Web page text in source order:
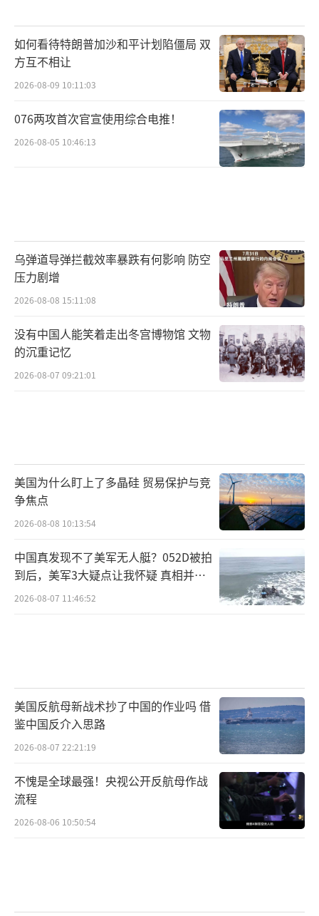
如何看待特朗普加沙和平计划陷僵局 双
方互不相让
2026-08-09 10:11:03
076两攻首次官宣使用综合电推！
2026-08-05 10:46:13
乌弹道导弹拦截效率暴跌有何影响 防空
压力剧增
2026-08-08 15:11:08
没有中国人能笑着走出冬宫博物馆 文物
的沉重记忆
2026-08-07 09:21:01
美国为什么盯上了多晶硅 贸易保护与竞
争焦点
2026-08-08 10:13:54
中国真发现不了美军无人艇？052D被拍
到后，美军3大疑点让我怀疑 真相并非
如此
2026-08-07 11:46:52
美国反航母新战术抄了中国的作业吗 借
鉴中国反介入思路
2026-08-07 22:21:19
不愧是全球最强！央视公开反航母作战
流程
2026-08-06 10:50:54